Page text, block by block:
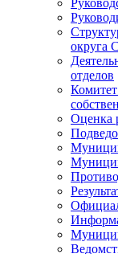
округа
отделов
Оценка